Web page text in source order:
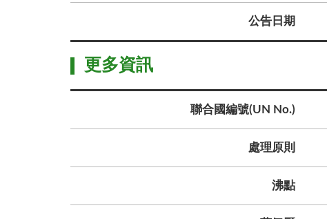
公告日期
更多資訊
聯合國編號(UN No.)
處理原則
沸點